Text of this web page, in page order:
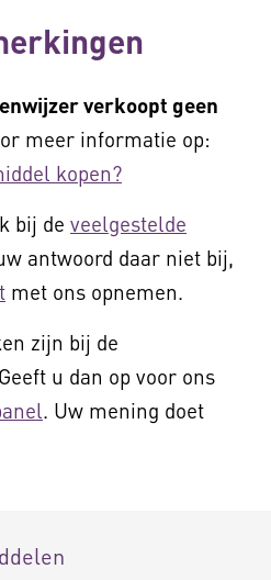
verkoopt geen
meer informatie op:
kopen?
bij de veelgestelde
antwoord daar niet bij,
met ons opnemen.
zijn bij de
u dan op voor ons
. Uw mening doet